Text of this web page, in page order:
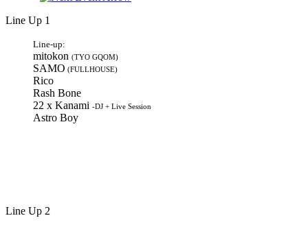
Line Up 1
Line-up:
mitokon (TYO GQOM)
SAMO (FULLHOUSE)
Rico
Rash Bone
22 x Kanami -DJ + Live Session
Astro Boy
Line Up 2